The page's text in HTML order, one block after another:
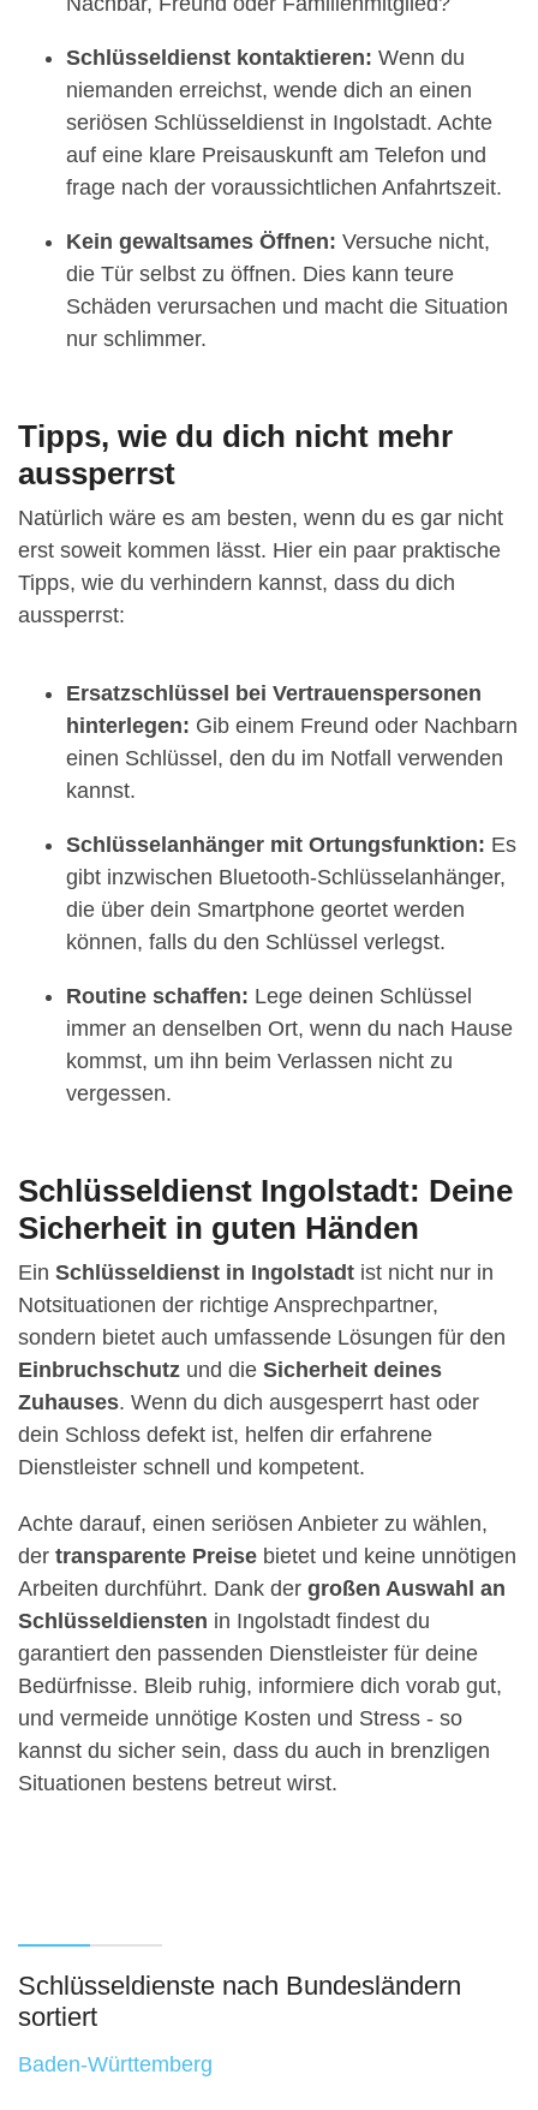
Schlüsseldienst kontaktieren: Wenn du
niemanden erreichst, wende dich an einen
seriösen Schlüsseldienst in Ingolstadt. Achte
auf eine klare Preisauskunft am Telefon und
frage nach der voraussichtlichen Anfahrtszeit.
Kein gewaltsames Öffnen: Versuche nicht,
die Tür selbst zu öffnen. Dies kann teure
Schäden verursachen und macht die Situation
nur schlimmer.
Tipps, wie du dich nicht mehr
aussperrst
Natürlich wäre es am besten, wenn du es gar nicht
erst soweit kommen lässt. Hier ein paar praktische
Tipps, wie du verhindern kannst, dass du dich
aussperrst:
Ersatzschlüssel bei Vertrauenspersonen
hinterlegen: Gib einem Freund oder Nachbarn
einen Schlüssel, den du im Notfall verwenden
kannst.
Schlüsselanhänger mit Ortungsfunktion: Es
gibt inzwischen Bluetooth-Schlüsselanhänger,
die über dein Smartphone geortet werden
können, falls du den Schlüssel verlegst.
Routine schaffen: Lege deinen Schlüssel
immer an denselben Ort, wenn du nach Hause
kommst, um ihn beim Verlassen nicht zu
vergessen.
Schlüsseldienst Ingolstadt: Deine
Sicherheit in guten Händen
Ein Schlüsseldienst in Ingolstadt ist nicht nur in
Notsituationen der richtige Ansprechpartner,
sondern bietet auch umfassende Lösungen für den
Einbruchschutz und die Sicherheit deines
Zuhauses. Wenn du dich ausgesperrt hast oder
dein Schloss defekt ist, helfen dir erfahrene
Dienstleister schnell und kompetent.
Achte darauf, einen seriösen Anbieter zu wählen,
der transparente Preise bietet und keine unnötigen
Arbeiten durchführt. Dank der großen Auswahl an
Schlüsseldiensten in Ingolstadt findest du
garantiert den passenden Dienstleister für deine
Bedürfnisse. Bleib ruhig, informiere dich vorab gut,
und vermeide unnötige Kosten und Stress - so
kannst du sicher sein, dass du auch in brenzligen
Situationen bestens betreut wirst.
Schlüsseldienste nach Bundesländern
sortiert
Baden-Württemberg